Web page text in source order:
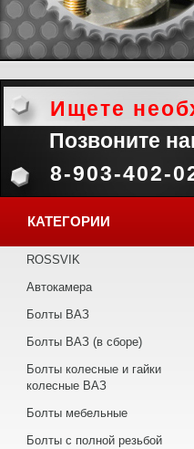
Ищете
Позвоните
8-903-402-
КАТЕГОРИИ
ROSSVIK
Автокамера
Болты ВАЗ
Болты ВАЗ (в сборе)
Болты колесные и гайки
колесные ВАЗ
Болты мебельные
Болты с полной резьбой